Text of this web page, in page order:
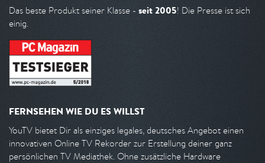
Das beste Produkt seiner Klasse - seit 2005! Die Presse ist sich
einig.
FERNSEHEN WIE DU ES WILLST
YouTV bietet Dir als einziges legales, deutsches Angebot einen
innovativen Online TV Rekorder zur Erstellung deiner ganz
persönlichen TV Mediathek. Ohne zusätzliche Hardware